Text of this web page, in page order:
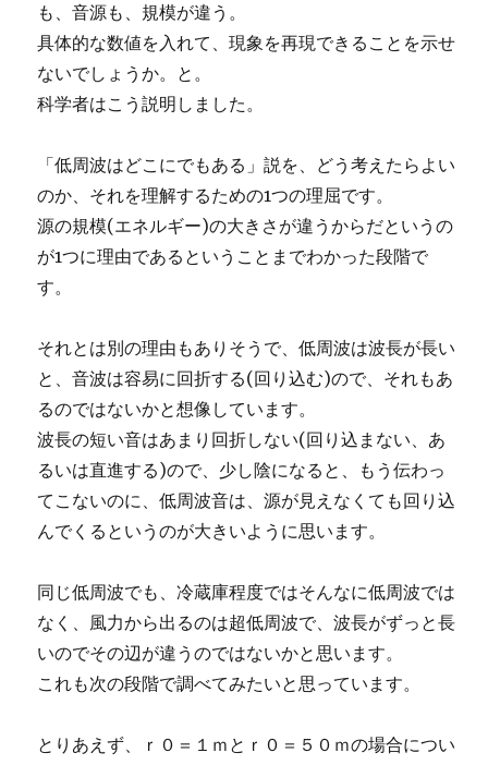
も、音源も、規模が違う。
具体的な数値を入れて、現象を再現できることを示せ
ないでしょうか。と。
科学者はこう説明しました。
「低周波はどこにでもある」説を、どう考えたらよい
のか、それを理解するための1つの理屈です。
源の規模(エネルギー)の大きさが違うからだというの
が1つに理由であるということまでわかった段階で
す。
それとは別の理由もありそうで、低周波は波長が長い
と、音波は容易に回折する(回り込む)ので、それもあ
るのではないかと想像しています。
波長の短い音はあまり回折しない(回り込まない、あ
るいは直進する)ので、少し陰になると、もう伝わっ
てこないのに、低周波音は、源が見えなくても回り込
んでくるというのが大きいように思います。
同じ低周波でも、冷蔵庫程度ではそんなに低周波では
なく、風力から出るのは超低周波で、波長がずっと長
いのでその辺が違うのではないかと思います。
これも次の段階で調べてみたいと思っています。
とりあえず、ｒ０＝１ｍとｒ０＝５０ｍの場合につい